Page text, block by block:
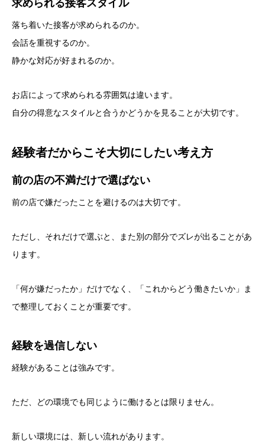
落ち着いた接客が求められるのか。
会話を重視するのか。
静かな対応が好まれるのか。
お店によって求められる雰囲気は違います。
自分の得意なスタイルと合うかどうかを見ることが大切です。
経験者だからこそ大切にしたい考え方
前の店の不満だけで選ばない
前の店で嫌だったことを避けるのは大切です。
ただし、それだけで選ぶと、また別の部分でズレが出ることがあ
ります。
「何が嫌だったか」だけでなく、「これからどう働きたいか」ま
で整理しておくことが重要です。
経験を過信しない
経験があることは強みです。
ただ、どの環境でも同じように働けるとは限りません。
新しい環境には、新しい流れがあります。